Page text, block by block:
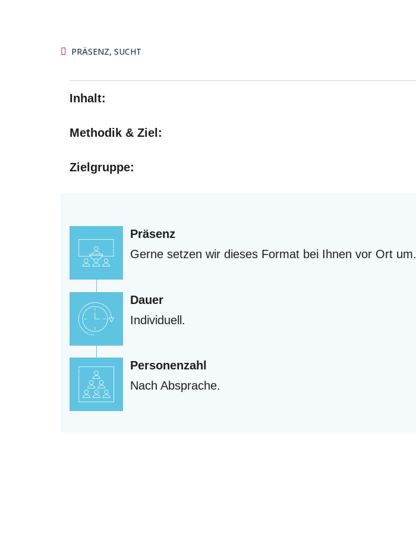
PRÄSENZ, SUCHT
Inhalt:
Methodik & Ziel:
Zielgruppe:
Präsenz
Gerne setzen wir dieses Format bei Ihnen vor Ort um.
Dauer
Individuell.
Personenzahl
Nach Absprache.